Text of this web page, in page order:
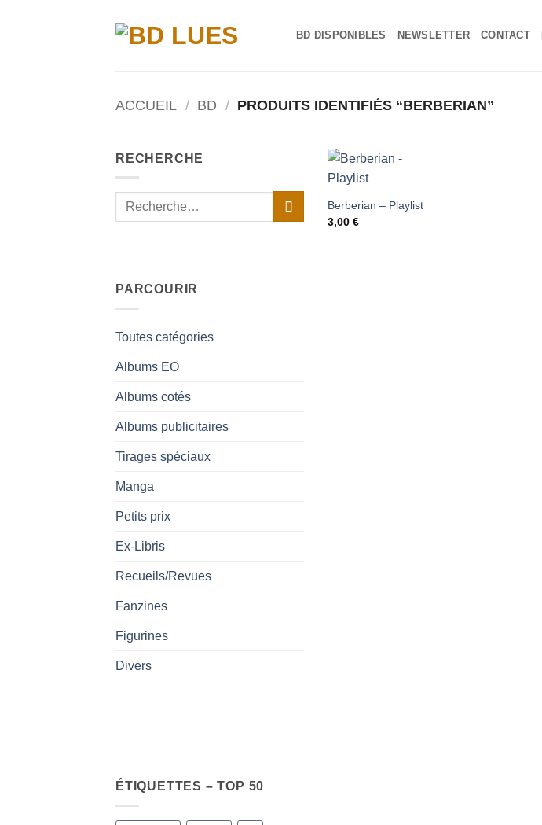
BD DISPONIBLES NEWSLETTER CONTACT
ACCUEIL / BD / PRODUITS IDENTIFIÉS “BERBERIAN”
RECHERCHE
Recherche
PARCOURIR
Toutes catégories
Albums EO
Albums cotés
Albums publicitaires
Tirages spéciaux
Manga
Petits prix
Ex-Libris
Recueils/Revues
Fanzines
Figurines
Divers
ÉTIQUETTES – TOP 50
Berberian – Playlist
3,00 €